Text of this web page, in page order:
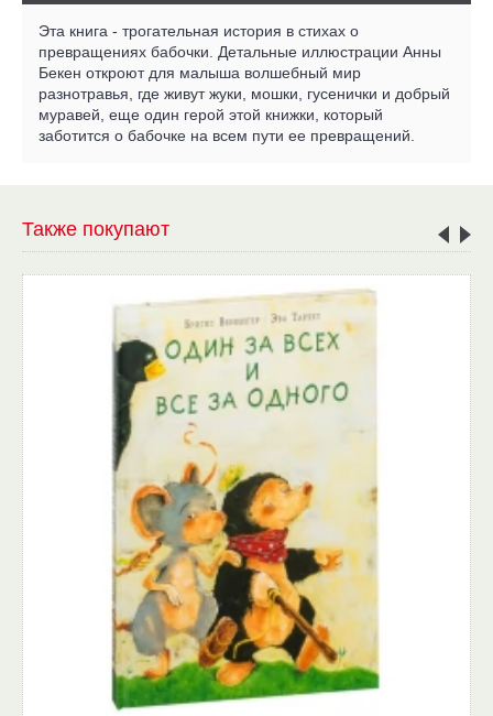
Эта книга - трогательная история в стихах о
превращениях бабочки. Детальные иллюстрации Анны
Бекен откроют для малыша волшебный мир
разнотравья, где живут жуки, мошки, гусенички и добрый
муравей, еще один герой этой книжки, который
заботится о бабочке на всем пути ее превращений.
Также покупают